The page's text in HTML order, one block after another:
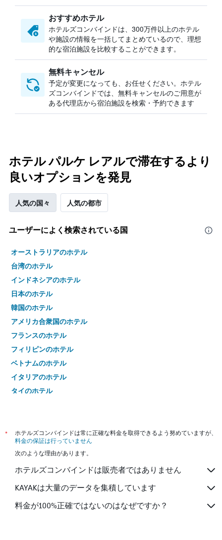
おすすめホテル
ホテルズコンバインドは、300万件以上のホテル
や施設の情報を一括してまとめているので、理想
的な宿泊施設を比較することができます。
無料キャンセル
予定が変更になっても、お任せください。ホテル
ズコンバインドでは、無料キャンセルのご用意が
ある代理店から宿泊施設を検索・予約できます
ホテル パルケ レアルで滞在するより
良いオプションを発見
人気の国々 人気の都市
ユーザーによく検索されている国
オーストラリアのホテル
台湾のホテル
インドネシアのホテル
日本のホテル
韓国のホテル
アメリカ合衆国のホテル
フランスのホテル
フィリピンのホテル
ベトナムのホテル
イタリアのホテル
タイのホテル
*
ホテルズコンバインドは常に正確な料金を取得できるよう努めていますが、
料金の保証は行っていません
次のような理由があります。
ホテルズコンバインドは販売者ではありません
KAYAKは大量のデータを集積しています
料金が100%正確ではないのはなぜですか？